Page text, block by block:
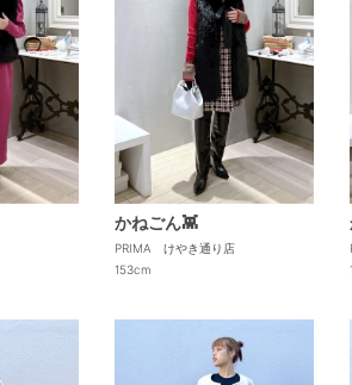
かねごん👾
PRIMA けやき通り店
153cm